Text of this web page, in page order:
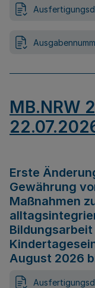
MB.NRW
Erste
Gewährung
Maßnahmen
Bildungsarbeit
August 2026